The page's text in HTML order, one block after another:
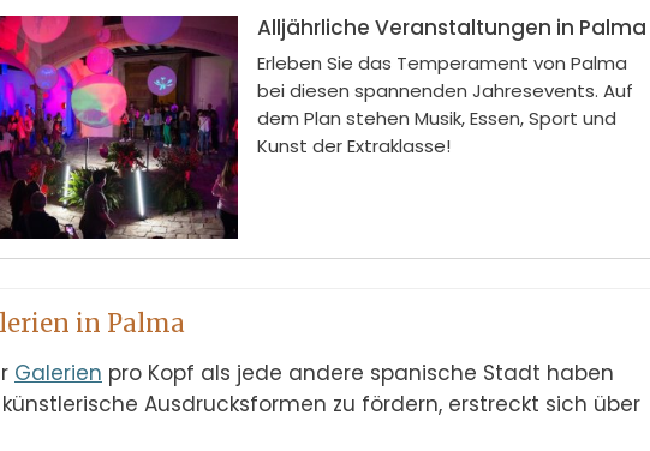
Alljährliche Veranstaltungen in Palma
Erleben Sie das Temperament von Palma
bei diesen spannenden Jahresevents. Auf
dem Plan stehen Musik, Essen, Sport und
Kunst der Extraklasse!
in Palma
Galerien pro Kopf als jede andere spanische Stadt haben
Ausdrucksformen zu fördern, erstreckt sich über